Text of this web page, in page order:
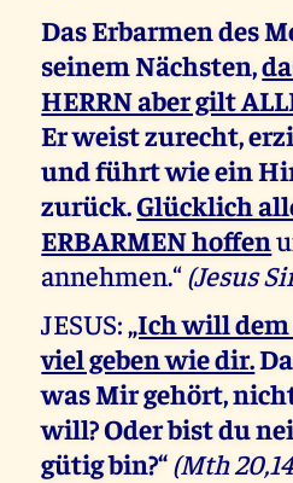
Das Erbarmen des
seinem Nächsten,
HERRN aber gilt
Er weist zurecht,
und führt wie ein
zurück.Glücklich
ERBARMEN hoffen
annehmen.“(Jesus
JESUS:„Ich will dem
viel geben wie dir.
was Mir gehört,
will? Oder bist du
gütig bin?“(Mth